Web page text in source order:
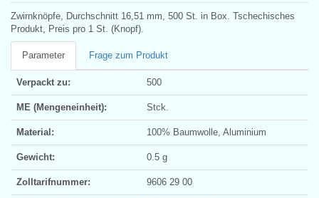
Zwirnknöpfe, Durchschnitt 16,51 mm, 500 St. in Box. Tschechisches
Produkt, Preis pro 1 St. (Knopf).
Parameter Frage zum Produkt
Verpackt zu: 500
ME (Mengeneinheit): Stck.
Material: 100% Baumwolle, Aluminium
Gewicht: 0.5 g
Zolltarifnummer: 9606 29 00